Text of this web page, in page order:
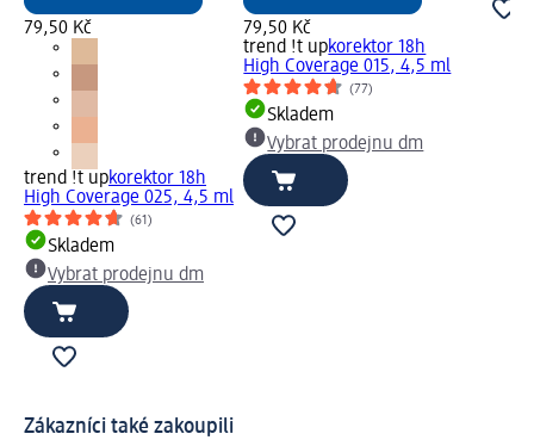
79,50 Kč
trend !t upkorektor 18h
High Coverage 025, 4,5 ml
(61)
Skladem
Vybrat prodejnu dm
79,50 Kč
trend !t upkorektor 18h
High Coverage 015, 4,5 ml
(77)
Skladem
Vybrat prodejnu dm
Zákazníci také zakoupili